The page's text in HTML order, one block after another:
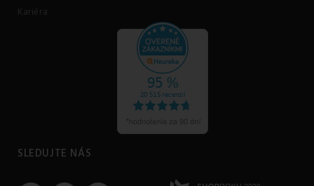
Kariéra
SLEDUJTE NÁS